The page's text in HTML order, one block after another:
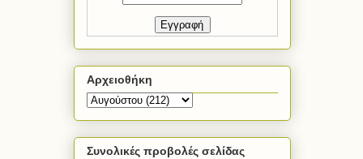
Αρχειοθήκη
Συνολικές προβολές σελίδας